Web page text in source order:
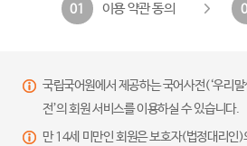
01 이용 약관 동의
국립국어원에서 제공하는 국어사전(‘우리
전’의 회원 서비스를 이용하실 수 있습니다.
만 14세 미만인 회원은 보호자(법정대리인